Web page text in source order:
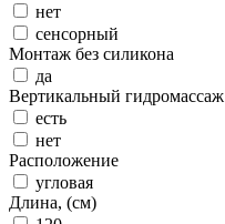
нет
сенсорный
Монтаж без силикона
да
Вертикальный гидромассаж
есть
нет
Расположение
угловая
Длина, (см)